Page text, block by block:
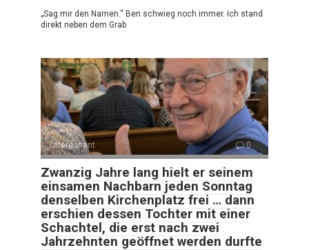
„Sag mir den Namen.“ Ben schwieg noch immer. Ich stand
direkt neben dem Grab
Interessant 0
Zwanzig Jahre lang hielt er seinem
einsamen Nachbarn jeden Sonntag
denselben Kirchenplatz frei … dann
erschien dessen Tochter mit einer
Schachtel, die erst nach zwei
Jahrzehnten geöffnet werden durfte